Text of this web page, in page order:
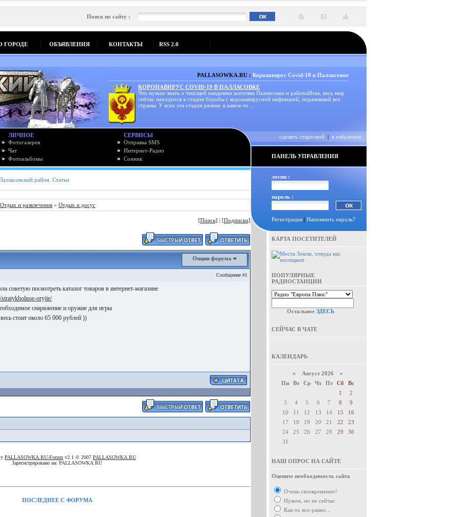
Поиск по сайту :
ГОРОДЕ ОБЪЯВЛЕНИЯ КОНТАКТЫ RSS 2.0
PALLASOWKA.RU : Коронавирус Covid-19 в Палласовке
КОРОНАВИРУС COVID-19 В ПАЛЛАСОВКЕ
Что нужно знать о текущей пандемии жителям Палласовки и районаИтак, весь мир
сейчас находится в стадии борьбы с коронавирусной инфекцией, поразившей все
страны. У всех эта стадия разная: в каком-то ...
ЛИЧНОЕ
Фотогалерея
Чат
Фотоальбомы
СЕРВИСЫ
Отправка SMS
Интернет-Радио
Сонник
сделать стартовой | в избранное
ПАНЕЛЬ УПРАВЛЕНИЯ
район. Статьи
Отдых и развлечения » Отдых и досуг
[Поиск] | [Подписки]
Опции форума
Сообщение #1
советую посмотреть каталог товаров в интернет-магазине
oryjie/
снаряжение и оружие для игры
стоит около 65 000 рублей ))
PALLASOWKA.RU-Forum v2.1 © 2007 PALLASOWKA.RU
Зарегистрировано на: PALLASOWKA.RU
ПОСЛЕДНЕЕ С ФОРУМА
логин :
пароль :
Регистрация | Напомнить пароль?
КАРТА ПОСЕТИТЕЛЕЙ
ПОПУЛЯРНЫЕ
РАДИОСТАНЦИИ
Остальное ЗДЕСЬ
СЕЙЧАС В ЧАТЕ
КАЛЕНДАРЬ
« Август 2026 »
Пн
Вт Ср Чт Пт Сб
Вс
1
2
3
4 5 6 7 8
9
10
11 12 13 14 15
16
17
18 19 20 21 22
23
24
25 26 27 28 29
30
31
НАШ ОПРОС НА САЙТЕ
Оцените необходимость сайта
Очень своевременно!
Нужен, но не сейчас
Как-то все-равно...